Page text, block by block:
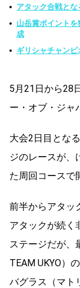
アタック合戦と
山岳賞ポイント
成
ギリシャチャン
5月21日から28
ー・オブ・ジャ
大会2日目とな
ジのレースが、
た周回コースで
前半からアタッ
アタックが続く
ステージだが、
TEAM UKYO）
バグラス（マト